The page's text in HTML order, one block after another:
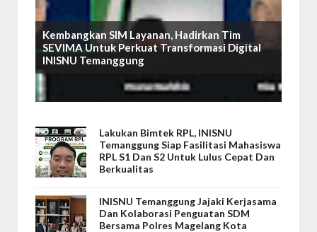
Kembangkan SIM Layanan, Hadirkan Tim
SEVIMA Untuk Perkuat Transformasi Digital
INISNU Temanggung
Lakukan Bimtek RPL, INISNU
Temanggung Siap Fasilitasi Mahasiswa
RPL S1 Dan S2 Untuk Lulus Cepat Dan
Berkualitas
INISNU Temanggung Jajaki Kerjasama
Dan Kolaborasi Penguatan SDM
Bersama Polres Magelang Kota